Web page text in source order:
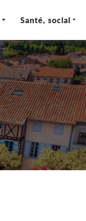
Santé, social